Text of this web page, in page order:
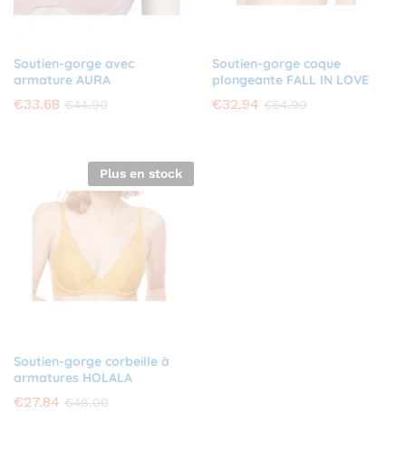
Soutien-gorge avec
armature AURA
€33.68 €44.90
Soutien-gorge coque
plongeante FALL IN LOVE
€32.94 €54.90
Plus en stock
Soutien-gorge corbeille à
armatures HOLALA
€27.84 €48.00